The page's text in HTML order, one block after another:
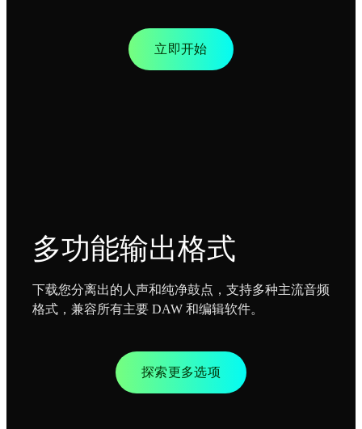
立即开始
多功能输出格式
下载您分离出的人声和纯净鼓点，支持多种主流音频
格式，兼容所有主要 DAW 和编辑软件。
探索更多选项